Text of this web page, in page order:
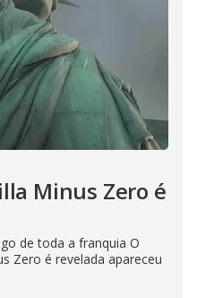
Minus Zero é
de toda a franquia O
Zero é revelada apareceu